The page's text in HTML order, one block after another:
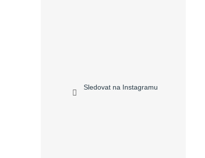
Sledovat na Instagramu